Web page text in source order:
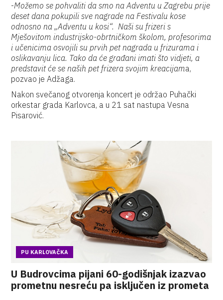
-Možemo se pohvaliti da smo na Adventu u Zagrebu prije
deset dana pokupili sve nagrade na Festivalu kose
odnosno na „Adventu u kosi“. Naši su frizeri s
Mješovitom industrijsko-obrtničkom školom, profesorima
i učenicima osvojili su prvih pet nagrada u frizurama i
oslikavanju lica. Tako da će građani imati što vidjeti, a
predstavit će se naših pet frizera svojim kreacijama,
pozvao je Adžaga.
Nakon svečanog otvorenja koncert je održao Puhački
orkestar grada Karlovca, a u 21 sat nastupa Vesna
Pisarović.
PU KARLOVAČKA
U Budrovcima pijani 60-godišnjak izazvao
prometnu nesreću pa isključen iz prometa